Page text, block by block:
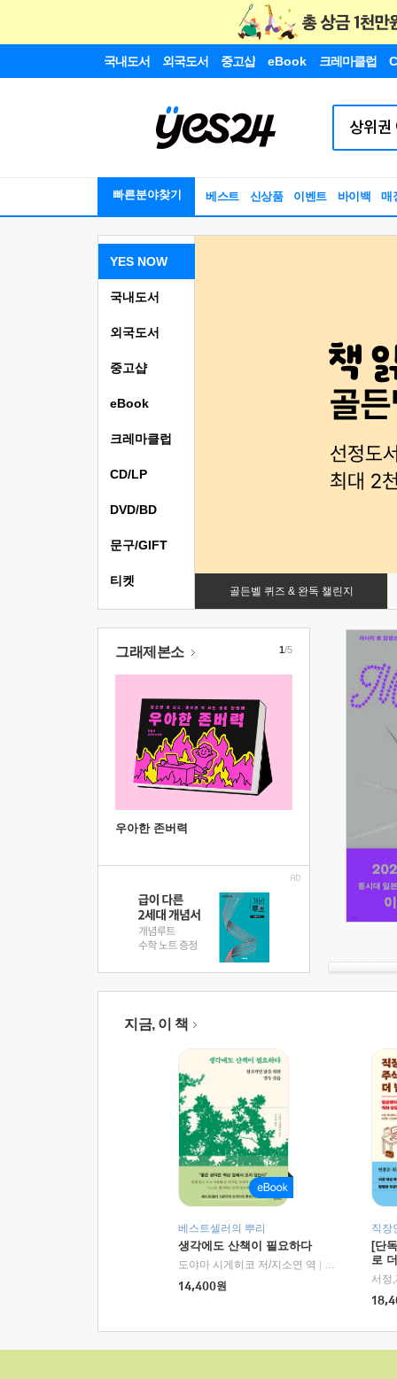
국내도서 외국도서 중고샵 eBook 크레마클럽
빠른분야찾기 베스트 신상품 이벤트 바이백 매
YES NOW
골든벨 퀴즈 & 완독 챌린지
국내도서
외국도서
중고샵
eBook
크레마클럽
CD/LP
DVD/BD
문구/GIFT
티켓
그래제본소
우아한 존버력
1/5
지금, 이 책
베스트셀러의 뿌리
생각에도 산책이 필요하다
도야마 시게히코 저/지소연 역
알에이치코리
14,400원
직장
[단
로